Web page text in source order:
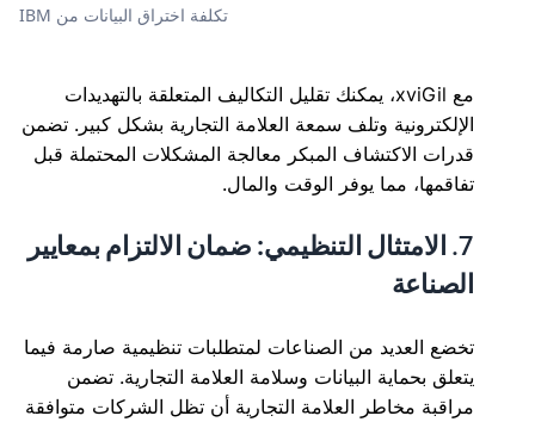
تكلفة اختراق البيانات من IBM
مع xviGil، يمكنك تقليل التكاليف المتعلقة بالتهديدات
الإلكترونية وتلف سمعة العلامة التجارية بشكل كبير. تضمن
قدرات الاكتشاف المبكر معالجة المشكلات المحتملة قبل
تفاقمها، مما يوفر الوقت والمال.
7.
الامتثال التنظيمي: ضمان الالتزام بمعايير
الصناعة
تخضع العديد من الصناعات لمتطلبات تنظيمية صارمة فيما
يتعلق بحماية البيانات وسلامة العلامة التجارية. تضمن
مراقبة مخاطر العلامة التجارية أن تظل الشركات متوافقة